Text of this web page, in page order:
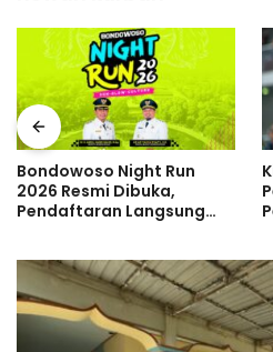
Bondowoso Night Run
2026 Resmi Dibuka,
Pendaftaran Langsung